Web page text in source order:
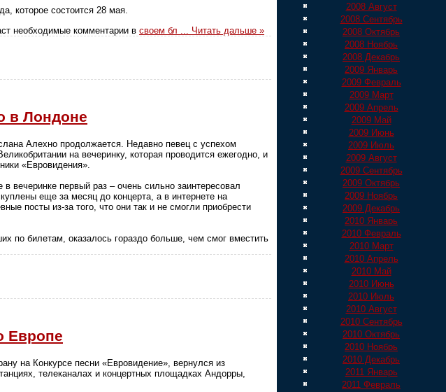
которое состоится 28 мая.
необходимые комментарии в своем бл Читать дальше »
в Лондоне
Алехно продолжается. Недавно певец с успехом
на вечеринку, которая проводится ежегодно, и
«Евровидения».
вечеринке первый раз – очень сильно заинтересовал
еще за месяц до концерта, а в интернете на
посты из-за того, что они так и не смогли приобрести
по билетам, оказалось гораздо больше, чем смог вместить
Европе
на Конкурсе песни «Евровидение», вернулся из
телеканалах и концертных площадках Андорры,
2008 Август
2008 Сентябрь
2008 Октябрь
2008 Ноябрь
2008 Декабрь
2009 Январь
2009 Февраль
2009 Март
2009 Апрель
2009 Май
2009 Июнь
2009 Июль
2009 Август
2009 Сентябрь
2009 Октябрь
2009 Ноябрь
2009 Декабрь
2010 Январь
2010 Февраль
2010 Март
2010 Апрель
2010 Май
2010 Июнь
2010 Июль
2010 Август
2010 Сентябрь
2010 Октябрь
2010 Ноябрь
2010 Декабрь
2011 Январь
2011 Февраль